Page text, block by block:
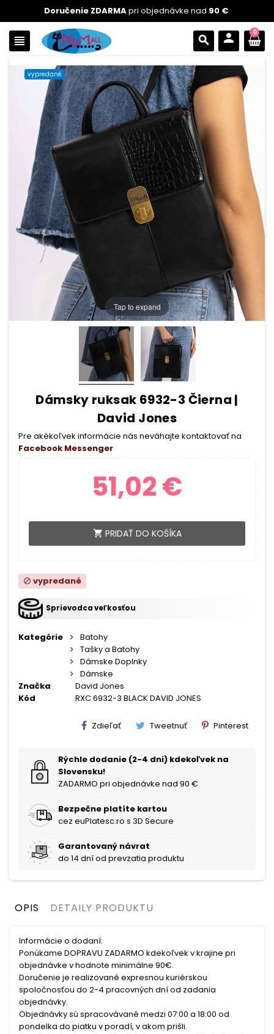
Doručenie ZDARMApri objednávke nad 90 €.
view_headline search person 0
Tap to expand
vypredané
Dámsky ruksak 6932-3 Čierna |
David Jones
Pre akékoľvek informácie nás neváhajte kontaktovať na
Facebook Messenger
51,02 €
shopping_cart PRIDAŤ DO KOŠÍKA
block vypredané
Sprievodca veľkosťou
Kategórie
Batohy
Tašky a Batohy
Dámske Doplnky
Dámske
Značka
David Jones
Kód
RXC 6932-3 BLACK DAVID JONES
Zdieľať Tweetnuť Pinterest
Rýchle dodanie (2-4 dni) kdekoľvek na
Slovensku!
ZADARMO pri objednávke nad 90 €
Bezpečne platíte kartou
cez euPlatesc.ro s 3D Secure
Garantovaný návrat
do 14 dní od prevzatia produktu
OPIS DETAILY PRODUKTU
Informácie o dodaní:
Ponúkame DOPRAVU ZADARMO kdekoľvek v krajine pri
objednávke v hodnote minimálne 90€.
Doručenie je realizované expresnou kuriérskou
spoločnosťou do 2-4 pracovných dní od zadania
objednávky.
Objednávky sú spracovávané medzi 07:00 a 18:00 od
pondelka do piatku v poradí, v akom prišli.